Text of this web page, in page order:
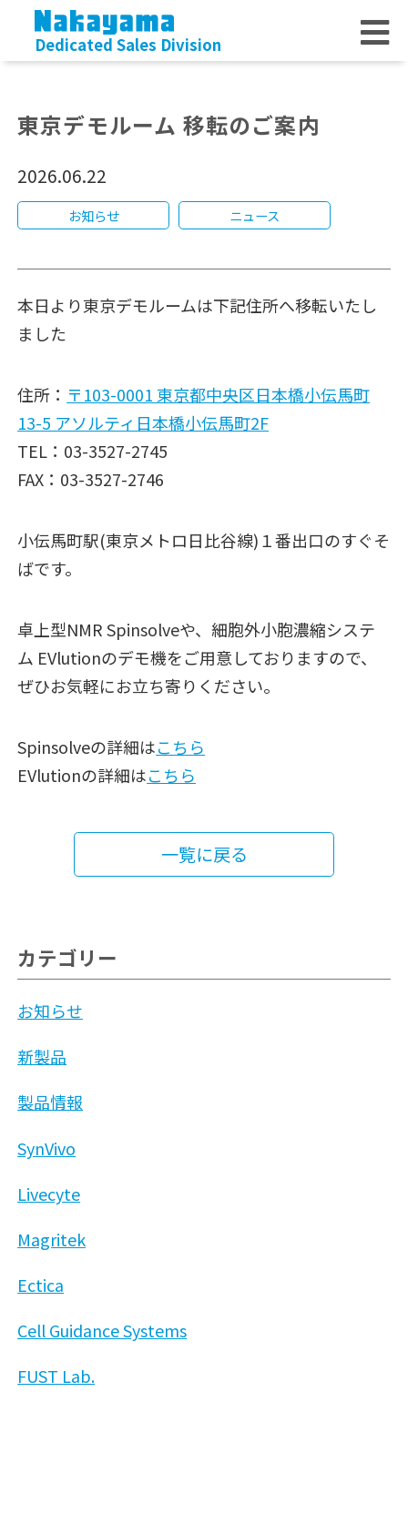
Dedicated Sales Division
東京デモルーム 移転のご案内
2026.06.22
お知らせ ニュース
本日より東京デモルームは下記住所へ移転いたし
ました
住所： 〒103-0001 東京都中央区日本橋小伝馬町
13-5 アソルティ日本橋小伝馬町2F
TEL：03-3527-2745
FAX：03-3527-2746
小伝馬町駅(東京メトロ日比谷線)１番出口のすぐそ
ばです。
卓上型NMR Spinsolveや、細胞外小胞濃縮システ
ム EVlutionのデモ機をご用意しておりますので、
ぜひお気軽にお立ち寄りください。
Spinsolveの詳細はこちら
EVlutionの詳細はこちら
一覧に戻る
カテゴリー
お知らせ
新製品
製品情報
SynVivo
Livecyte
Magritek
Ectica
Cell Guidance Systems
FUST Lab.